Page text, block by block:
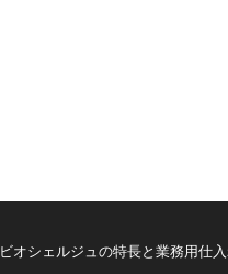
ビオシェルジュの特長と業務用仕